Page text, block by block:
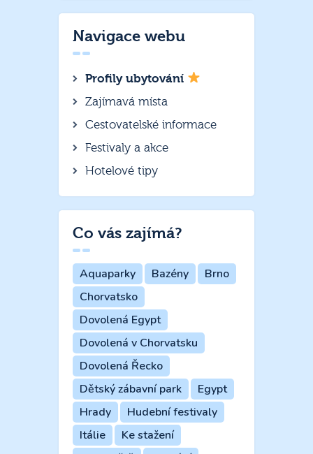
Navigace webu
Profily ubytování
Zajímavá místa
Cestovatelské informace
Festivaly a akce
Hotelové tipy
Co vás zajímá?
Aquaparky Bazény
Brno
Chorvatsko
Dovolená Egypt
Dovolená v Chorvatsku
Dovolená Řecko
Dětský zábavní park
Egypt
Hrady
Hudební festivaly
Itálie
Ke stažení